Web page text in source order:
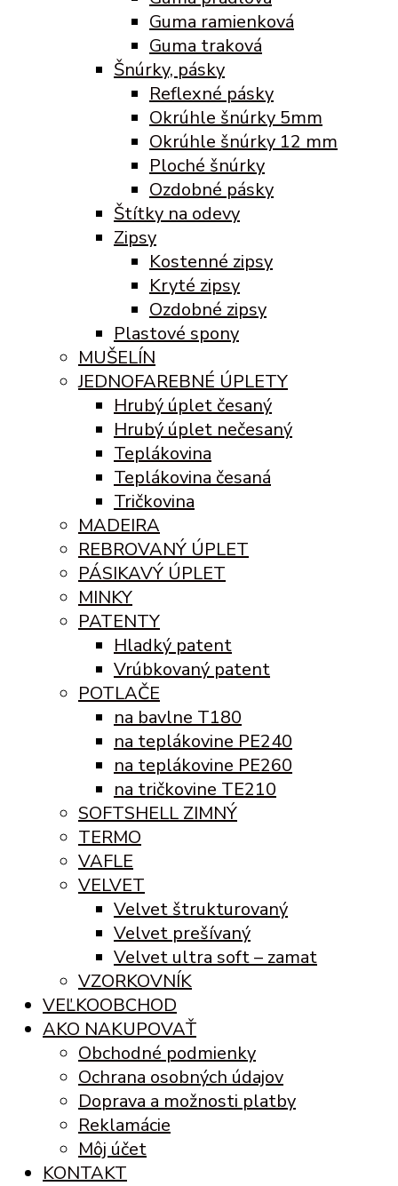
Guma ramienková
Guma traková
Šnúrky, pásky
Reflexné pásky
Okrúhle šnúrky 5mm
Okrúhle šnúrky 12 mm
Ploché šnúrky
Ozdobné pásky
Štítky na odevy
Zipsy
Kostenné zipsy
Kryté zipsy
Ozdobné zipsy
Plastové spony
MUŠELÍN
JEDNOFAREBNÉ ÚPLETY
Hrubý úplet česaný
Hrubý úplet nečesaný
Teplákovina
Teplákovina česaná
Tričkovina
MADEIRA
REBROVANÝ ÚPLET
PÁSIKAVÝ ÚPLET
MINKY
PATENTY
Hladký patent
Vrúbkovaný patent
POTLAČE
na bavlne T180
na teplákovine PE240
na teplákovine PE260
na tričkovine TE210
SOFTSHELL ZIMNÝ
TERMO
VAFLE
VELVET
Velvet štrukturovaný
Velvet prešívaný
Velvet ultra soft – zamat
VZORKOVNÍK
VEĽKOOBCHOD
AKO NAKUPOVAŤ
Obchodné podmienky
Ochrana osobných údajov
Doprava a možnosti platby
Reklamácie
Môj účet
KONTAKT